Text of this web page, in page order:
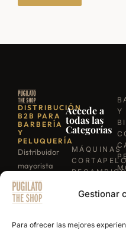
Gestionar
Para ofrecer las mejores
DISTRIBUCIÓN
B2B PARA
BARBERÍA
Y
PELUQUERÍA
Distribuidor
mayorista
para
profesionales
de la
barbería y
Accede a
todas las
Categorías
MÁQUINAS
NAVAJAS
Y